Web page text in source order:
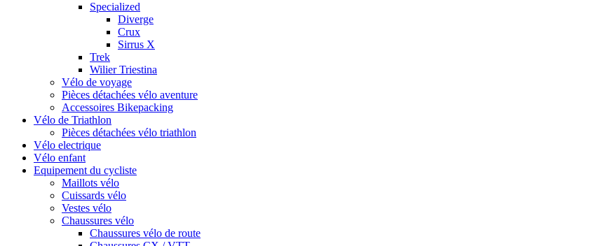
Specialized
Diverge
Crux
Sirrus X
Trek
Wilier Triestina
Vélo de voyage
Pièces détachées vélo aventure
Accessoires Bikepacking
Vélo de Triathlon
Pièces détachées vélo triathlon
Vélo electrique
Vélo enfant
Equipement du cycliste
Maillots vélo
Cuissards vélo
Vestes vélo
Chaussures vélo
Chaussures vélo de route